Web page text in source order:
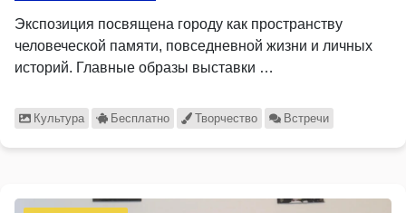
Экспозиция посвящена городу как пространству
человеческой памяти, повседневной жизни и личных
историй. Главные образы выставки …
Культура Бесплатно Творчество Встречи